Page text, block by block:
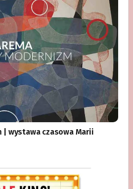
| wystawa czasowa Marii